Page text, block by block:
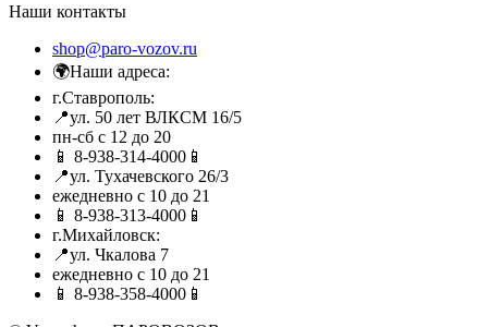
Наши контакты
shop@paro-vozov.ru
🌍Наши адреса:
г.Ставрополь:
📍ул. 50 лет ВЛКСМ 16/5
пн-сб с 12 до 20
📱 8-938-314-4000📱
📍ул. Тухачевского 26/3
ежедневно с 10 до 21
📱 8-938-313-4000📱
г.Михайловск:
📍ул. Чкалова 7
ежедневно с 10 до 21
📱 8-938-358-4000📱